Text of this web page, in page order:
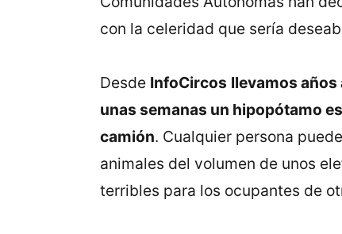
con la celeridad que sería
Desde InfoCircos llevamos
unas semanas un hipopótamo
camión. Cualquier persona
animales del volumen de unos
terribles para los ocupantes de